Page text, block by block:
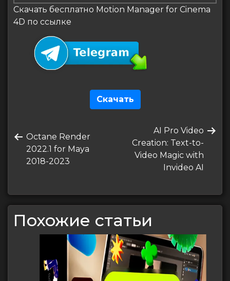
Скачать бесплатно Motion Manager for Cinema
4D по ссылке
Скачать
по
записям
Предыдущая
запись
Octane Render
2022.1 for Maya
2018-2023
Следующая
запись
AI Pro Video
Creation: Text-to-
Video Magic with
Invideo AI
Похожие статьи